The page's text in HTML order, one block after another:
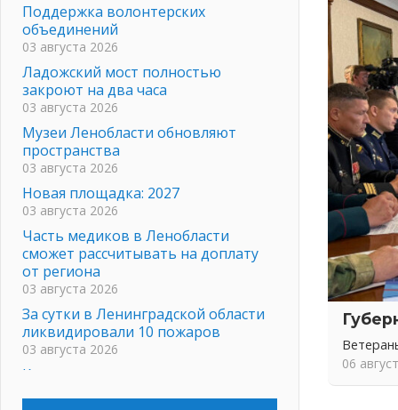
06
Поддержка волонтерских
объединений
03 августа 2026
Ладожский мост полностью
закроют на два часа
03 августа 2026
Музеи Ленобласти обновляют
пространства
03 августа 2026
Новая площадка: 2027
03 августа 2026
Часть медиков в Ленобласти
сможет рассчитывать на доплату
от региона
03 августа 2026
За сутки в Ленинградской области
ликвидировали 10 пожаров
03 августа 2026
Клюква наливается, но в корзинку